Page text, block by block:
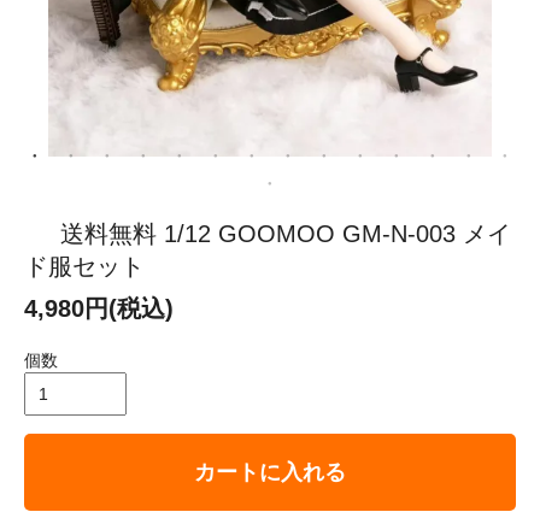
送料無料 1/12 GOOMOO GM-N-003 メイ
ド服セット
4,980円(税込)
個数
カートに入れる